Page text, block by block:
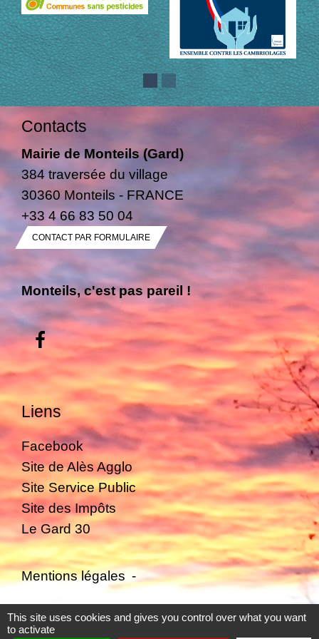
Contacts
Mairie de Monteils (Gard)
384 traversée du village
30360 Monteils - FRANCE
+33 4 66 83 50 04
CONTACT PAR FORMULAIRE
Monteils, c'est pas pareil !
Liens
Facebook
Site de Alès Agglo
Site Service Public
Site des Impôts
Le Gard 30
Mentions légales -
Politique de confidentialité - Accessibilité -
This site uses cookies and gives you control over what you want
to activate